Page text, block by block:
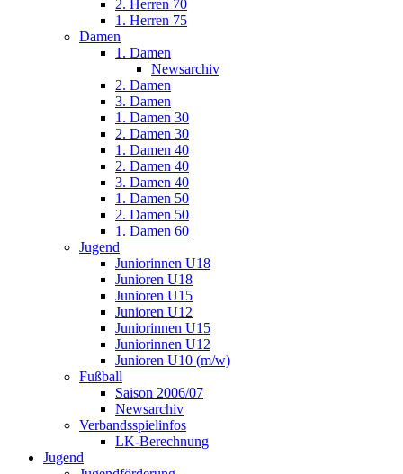
2. Herren 70
1. Herren 75
Damen
1. Damen
Newsarchiv
2. Damen
3. Damen
1. Damen 30
2. Damen 30
1. Damen 40
2. Damen 40
3. Damen 40
1. Damen 50
2. Damen 50
1. Damen 60
Jugend
Juniorinnen U18
Junioren U18
Junioren U15
Junioren U12
Juniorinnen U15
Juniorinnen U12
Junioren U10 (m/w)
Fußball
Saison 2006/07
Newsarchiv
Verbandsspielinfos
LK-Berechnung
Jugend